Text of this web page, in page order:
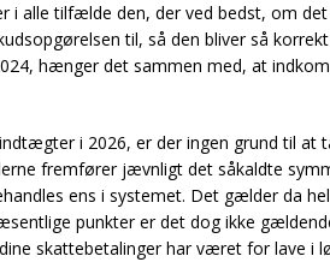
i alle tilfælde den, der ved bedst, om
til, så den bliver så
hænger det sammen med, at
i 2026, er der ingen grund til at
fremfører jævnligt det såkaldte
ens i systemet. Det gælder da
punkter er det dog ikke
skattebetalinger har været for lave i